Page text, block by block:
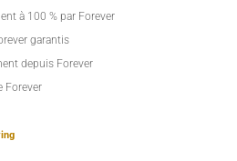
à 100 % par Forever
garantis
depuis Forever
Forever